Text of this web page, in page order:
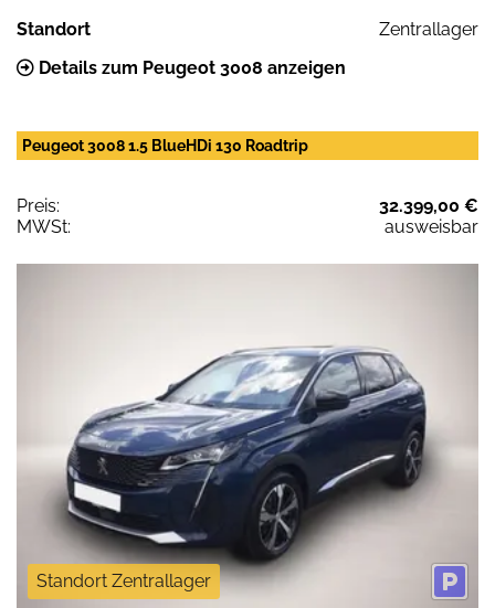
Standort
Zentrallager
Details zum Peugeot 3008 anzeigen
Peugeot 3008 1.5 BlueHDi 130 Roadtrip
Preis:
32.399,00 €
MWSt:
ausweisbar
Standort Zentrallager